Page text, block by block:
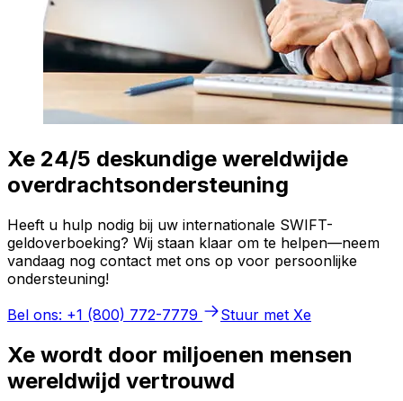
Xe 24/5 deskundige wereldwijde
overdrachtsondersteuning
Heeft u hulp nodig bij uw internationale SWIFT-
geldoverboeking? Wij staan klaar om te helpen—neem
vandaag nog contact met ons op voor persoonlijke
ondersteuning!
Bel ons: +1 (800) 772-7779
Stuur met Xe
Xe wordt door miljoenen mensen
wereldwijd vertrouwd